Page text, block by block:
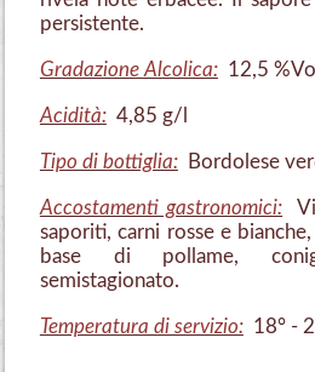
persistente.
Gradazione Alcolica:12,5 %Vol
Acidità:4,85 g/l
Tipo di bottiglia:Bordolese
Accostamenti gastronomici:
saporiti, carni rosse e
base di pollame,
semistagionato.
Temperatura di servizio:18° -